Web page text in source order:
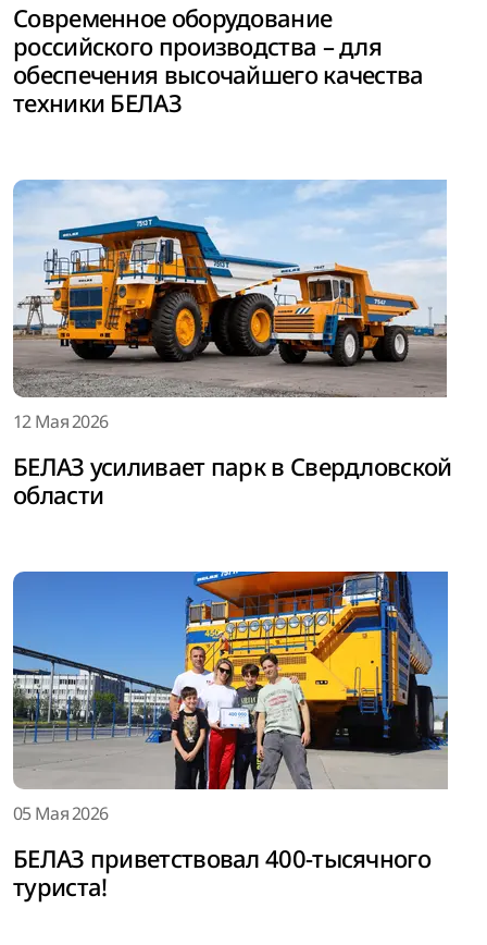
Современное оборудование
российского производства – для
обеспечения высочайшего качества
техники БЕЛАЗ
12 Мая 2026
БЕЛАЗ усиливает парк в Свердловской
области
05 Мая 2026
БЕЛАЗ приветствовал 400-тысячного
туриста!